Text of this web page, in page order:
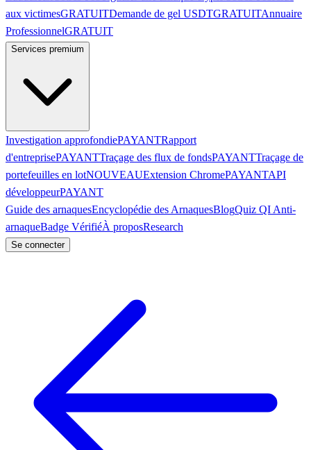
aux victimesGRATUITDemande de gel USDTGRATUITAnnuaire
ProfessionnelGRATUIT
Services premium
Investigation approfondiePAYANTRapport
d'entreprisePAYANTTraçage des flux de fondsPAYANTTraçage de
portefeuilles en lotNOUVEAUExtension ChromePAYANTAPI
développeurPAYANT
Guide des arnaquesEncyclopédie des ArnaquesBlogQuiz QI Anti-
arnaqueBadge VérifiéÀ proposResearch
Se connecter